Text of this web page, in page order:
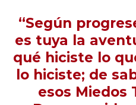
“Según
es tuya la
qué hiciste lo
lo hiciste; de
esos Miedos